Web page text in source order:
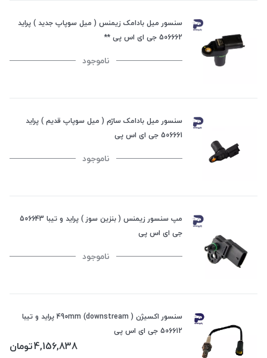
سنسور میل بادامک زیمنس ( میل سوپاپ جدید ) پراید
506662 جی ای اس پی **
ناموجود
سنسور میل بادامک ساژم ( میل سوپاپ قدیم ) پراید
506661 جی ای اس پی
ناموجود
مپ سنسور زیمنس ( بنزین سوز ) پراید و تیبا 506643
جی ای اس پی
ناموجود
سنسور اکسیژن 490mm (downstream ) پراید و تیبا
506612 جی ای اس پی
4,156,838تومان